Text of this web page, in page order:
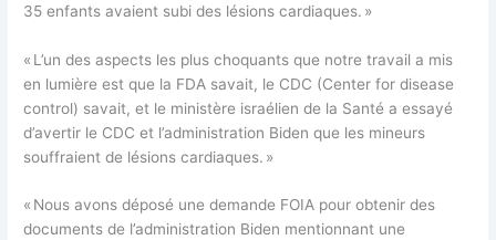
35 enfants avaient subi des lésions cardiaques. »
« L’un des aspects les plus choquants que notre travail a mis
en lumière est que la FDA savait, le CDC (Center for disease
control) savait, et le ministère israélien de la Santé a essayé
d’avertir le CDC et l’administration Biden que les mineurs
souffraient de lésions cardiaques. »
« Nous avons déposé une demande FOIA pour obtenir des
documents de l’administration Biden mentionnant une